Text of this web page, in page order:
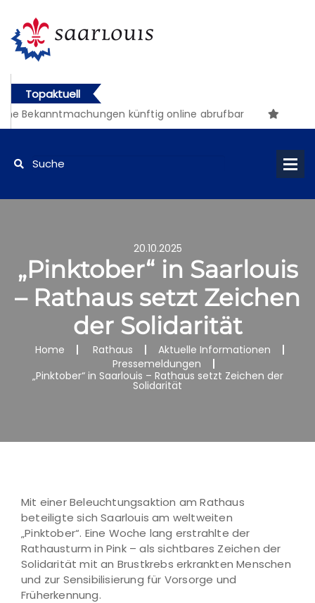
Topaktuell
Bekanntmachungen künftig online abrufbar
20.10.2025
„Pinktober“ in Saarlouis
– Rathaus setzt Zeichen
der Solidarität
Home Rathaus
Aktuelle Informationen
Pressemeldungen
„Pinktober“ in Saarlouis – Rathaus setzt Zeichen der
Solidarität
Mit einer Beleuchtungsaktion am Rathaus
beteiligte sich Saarlouis am weltweiten
„Pinktober“. Eine Woche lang erstrahlte der
Rathausturm in Pink – als sichtbares Zeichen der
Solidarität mit an Brustkrebs erkrankten Menschen
und zur Sensibilisierung für Vorsorge und
Früherkennung.